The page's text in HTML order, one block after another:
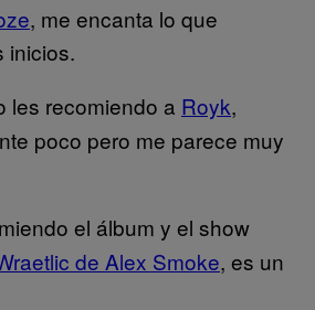
, me encanta lo que
inicios.
les recomiendo a Royk,
poco pero me parece muy
el álbum y el show
de Alex Smoke, es un